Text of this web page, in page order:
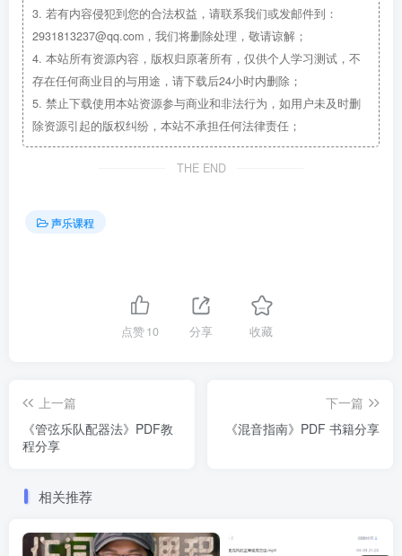
3. 若有内容侵犯到您的合法权益，请联系我们或发邮件到：
2931813237@qq.com，我们将删除处理，敬请谅解；
4. 本站所有资源内容，版权归原著所有，仅供个人学习测试，不
存在任何商业目的与用途，请下载后24小时内删除；
5. 禁止下载使用本站资源参与商业和非法行为，如用户未及时删
除资源引起的版权纠纷，本站不承担任何法律责任；
THE END
声乐课程
点赞10 分享 收藏
上一篇
《管弦乐队配器法》PDF教
程分享
下一篇
《混音指南》PDF 书籍分享
相关推荐